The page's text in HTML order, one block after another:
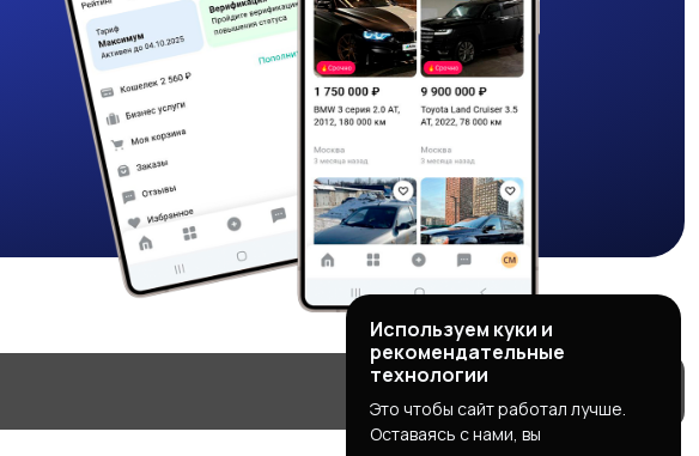
Используем куки и
рекомендательные
технологии
Это чтобы сайт работал лучше.
Оставаясь с нами, вы